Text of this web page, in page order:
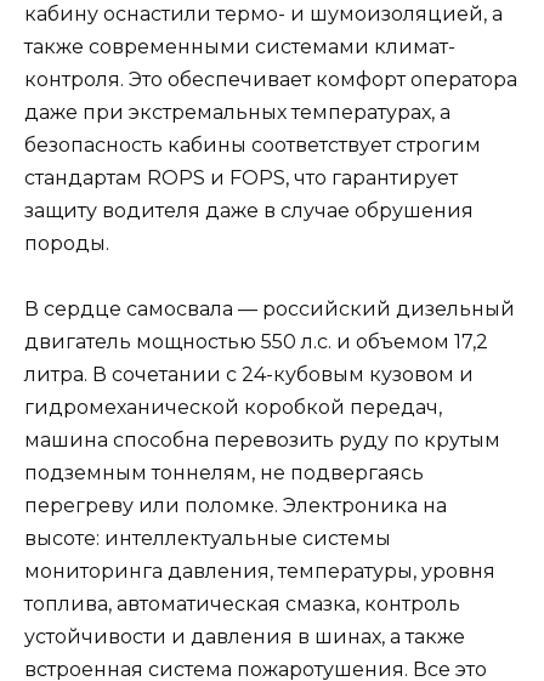
кабину оснастили термо- и шумоизоляцией, а
также современными системами климат-
контроля. Это обеспечивает комфорт оператора
даже при экстремальных температурах, а
безопасность кабины соответствует строгим
стандартам ROPS и FOPS, что гарантирует
защиту водителя даже в случае обрушения
породы.
В сердце самосвала — российский дизельный
двигатель мощностью 550 л.с. и объемом 17,2
литра. В сочетании с 24-кубовым кузовом и
гидромеханической коробкой передач,
машина способна перевозить руду по крутым
подземным тоннелям, не подвергаясь
перегреву или поломке. Электроника на
высоте: интеллектуальные системы
мониторинга давления, температуры, уровня
топлива, автоматическая смазка, контроль
устойчивости и давления в шинах, а также
встроенная система пожаротушения. Все это